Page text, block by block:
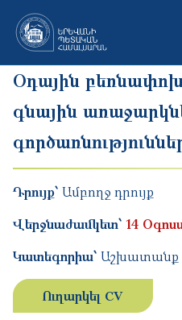
Օդային
գնային
Դրույք՝ Ամբողջ դրույք
Վերջնաժամկետ՝ 14
Կատեգորիա՝ Աշխատանք
Ուղարկել CV